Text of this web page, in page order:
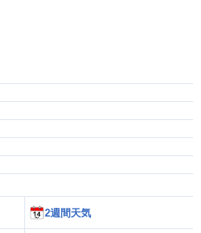
2週間天気